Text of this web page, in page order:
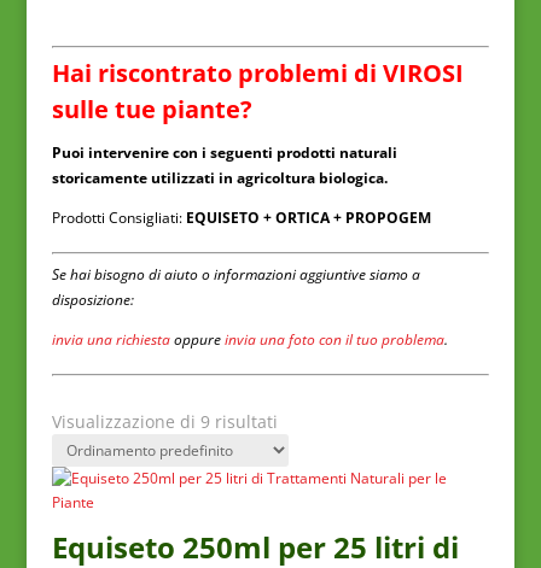
Hai riscontrato problemi di VIROSI
sulle tue piante?
Puoi intervenire con i seguenti prodotti naturali
storicamente utilizzati in agricoltura biologica.
Prodotti Consigliati: EQUISETO + ORTICA + PROPOGEM
Se hai bisogno di aiuto o informazioni aggiuntive siamo a
disposizione:
invia una richiestaoppureinvia una foto con il tuo problema.
Visualizzazione di 9 risultati
Equiseto 250ml per 25 litri di